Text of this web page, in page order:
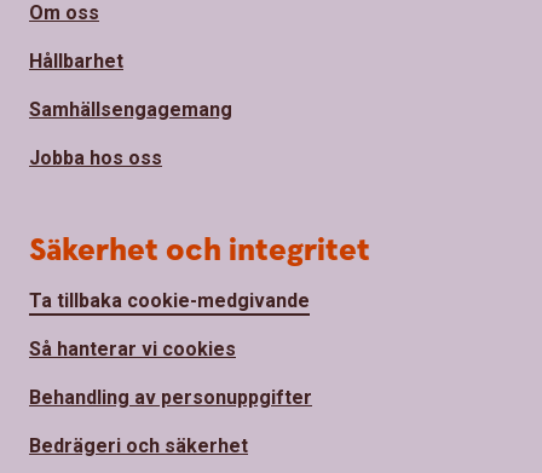
Om oss
Hållbarhet
Samhällsengagemang
Jobba hos oss
Säkerhet och integritet
Ta tillbaka cookie-medgivande
Så hanterar vi cookies
Behandling av personuppgifter
Bedrägeri och säkerhet